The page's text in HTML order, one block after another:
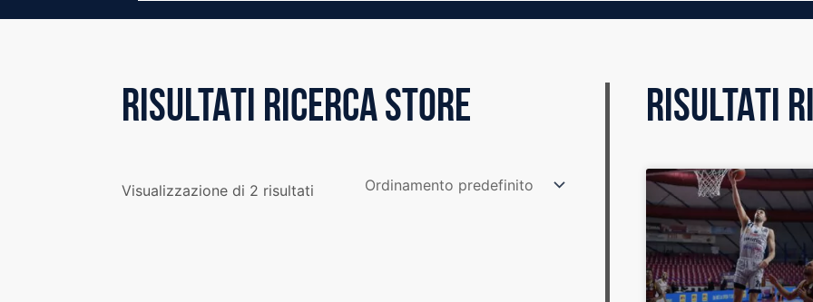
RISULTATI RICERCA STORE
Visualizzazione di 2 risultati
RISULTATI